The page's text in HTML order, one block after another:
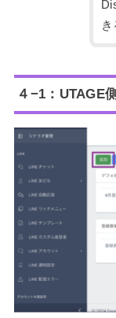
き
４−1：UTAGE